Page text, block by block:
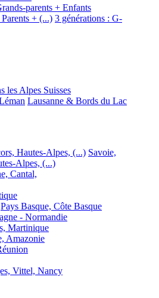
parents + Enfants
+ (...) 3 générations : G-
les Alpes Suisses
Lausanne & Bords du Lac
Hautes-Alpes, (...) Savoie,
Alpes, (...)
Cantal,
Pays Basque, Côte Basque
- Normandie
Martinique
Amazonie
Vittel, Nancy